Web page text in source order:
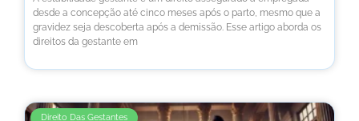
desde a concepção até cinco meses após o parto, mesmo que a
gravidez seja descoberta após a demissão. Esse artigo aborda os
direitos da gestante em
Direito Das Gestantes